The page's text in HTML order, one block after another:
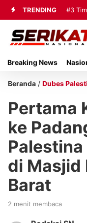
TRENDING #3
Breaking News
Beranda / Dubes
Pertama
ke
di Masjid
Barat
2 menit membaca